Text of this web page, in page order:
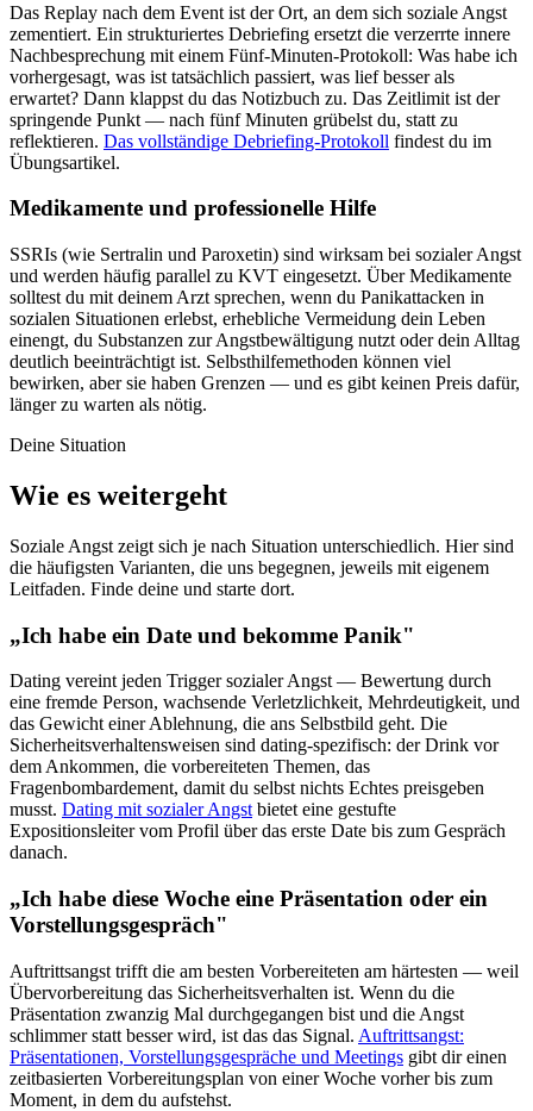
Das Replay nach dem Event ist der Ort, an dem sich soziale Angst
zementiert. Ein strukturiertes Debriefing ersetzt die verzerrte innere
Nachbesprechung mit einem Fünf-Minuten-Protokoll: Was habe ich
vorhergesagt, was ist tatsächlich passiert, was lief besser als
erwartet? Dann klappst du das Notizbuch zu. Das Zeitlimit ist der
springende Punkt — nach fünf Minuten grübelst du, statt zu
reflektieren. Das vollständige Debriefing-Protokoll findest du im
Übungsartikel.
Medikamente und professionelle Hilfe
SSRIs (wie Sertralin und Paroxetin) sind wirksam bei sozialer Angst
und werden häufig parallel zu KVT eingesetzt. Über Medikamente
solltest du mit deinem Arzt sprechen, wenn du Panikattacken in
sozialen Situationen erlebst, erhebliche Vermeidung dein Leben
einengt, du Substanzen zur Angstbewältigung nutzt oder dein Alltag
deutlich beeinträchtigt ist. Selbsthilfemethoden können viel
bewirken, aber sie haben Grenzen — und es gibt keinen Preis dafür,
länger zu warten als nötig.
Deine Situation
Wie es weitergeht
Soziale Angst zeigt sich je nach Situation unterschiedlich. Hier sind
die häufigsten Varianten, die uns begegnen, jeweils mit eigenem
Leitfaden. Finde deine und starte dort.
„Ich habe ein Date und bekomme Panik"
Dating vereint jeden Trigger sozialer Angst — Bewertung durch
eine fremde Person, wachsende Verletzlichkeit, Mehrdeutigkeit, und
das Gewicht einer Ablehnung, die ans Selbstbild geht. Die
Sicherheitsverhaltensweisen sind dating-spezifisch: der Drink vor
dem Ankommen, die vorbereiteten Themen, das
Fragenbombardement, damit du selbst nichts Echtes preisgeben
musst. Dating mit sozialer Angst bietet eine gestufte
Expositionsleiter vom Profil über das erste Date bis zum Gespräch
danach.
„Ich habe diese Woche eine Präsentation oder ein
Vorstellungsgespräch"
Auftrittsangst trifft die am besten Vorbereiteten am härtesten — weil
Übervorbereitung das Sicherheitsverhalten ist. Wenn du die
Präsentation zwanzig Mal durchgegangen bist und die Angst
schlimmer statt besser wird, ist das das Signal. Auftrittsangst:
Präsentationen, Vorstellungsgespräche und Meetings gibt dir einen
zeitbasierten Vorbereitungsplan von einer Woche vorher bis zum
Moment, in dem du aufstehst.